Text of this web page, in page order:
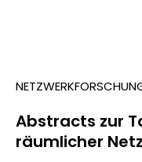
Abstracts zur
räumlicher